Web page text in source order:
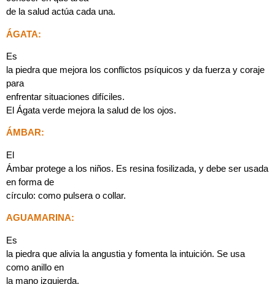
de la salud actúa cada una.
ÁGATA:
Es
la piedra que mejora los conflictos psíquicos y da fuerza y coraje
para
enfrentar situaciones difíciles.
El Ágata verde mejora la salud de los ojos.
ÁMBAR:
El
Ámbar protege a los niños. Es resina fosilizada, y debe ser usada
en forma de
círculo: como pulsera o collar.
AGUAMARINA:
Es
la piedra que alivia la angustia y fomenta la intuición. Se usa
como anillo en
la mano izquierda.